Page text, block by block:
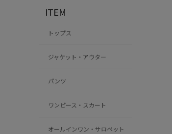
ITEM
トップス
ジャケット・アウター
パンツ
ワンピース・スカート
オールインワン・サロペット